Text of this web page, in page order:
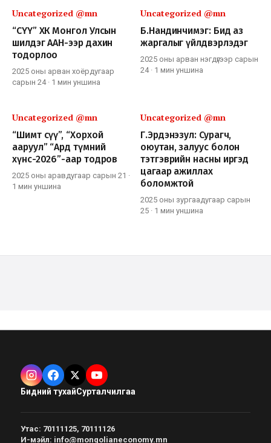
Uncategorized @mn
“СҮҮ” ХК Монгол Улсын
шилдэг ААН-ээр дахин
тодорлоо
2025 оны арван хоёрдугаар
сарын 24· 1 мин уншина
Uncategorized @mn
Б.Нандинчимэг: Бид аз
жаргалыг үйлдвэрлэдэг
2025 оны арван нэгдүгээр сарын
24· 1 мин уншина
Uncategorized @mn
“Шимт сүү”, “Хорхой
ааруул” “Ард түмний
хүнс-2026”-аар тодров
2025 оны аравдугаар сарын 21 ·
1 мин уншина
Uncategorized @mn
Г.Эрдэнэзул: Сурагч,
оюутан, залуус болон
тэтгэврийн насны иргэд
цагаар ажиллах
боломжтой
2025 оны зургаадугаар сарын
25 · 1 мин уншина
Бидний тухайСурталчилгаа
Утас: 70111125, 70111126
И-мэйл: info@mongolianeconomy.mn